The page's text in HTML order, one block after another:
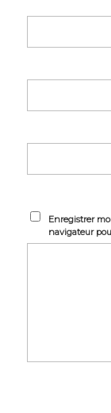
Enregistrer
navigateur